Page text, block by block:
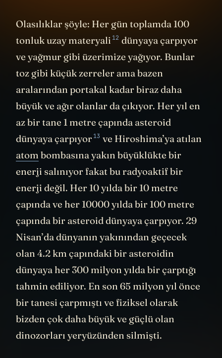
Olasılıklar şöyle: Her gün toplamda 100
tonluk uzay materyali 12 dünyaya çarpıyor
ve yağmur gibi üzerimize yağıyor. Bunlar
toz gibi küçük zerreler ama bazen
aralarından portakal kadar biraz daha
büyük ve ağır olanlar da çıkıyor. Her yıl en
az bir tane 1 metre çapında asteroid
dünyaya çarpıyor13 ve Hiroshima’ya atılan
atom bombasına yakın büyüklükte bir
enerji salınıyor fakat bu radyoaktif bir
enerji değil. Her 10 yılda bir 10 metre
çapında ve her 10000 yılda bir 100 metre
çapında bir asteroid dünyaya çarpıyor. 29
Nisan’da dünyanın yakınından geçecek
olan 4.2 km çapındaki bir asteroidin
dünyaya her 300 milyon yılda bir çarptığı
tahmin ediliyor. En son 65 milyon yıl önce
bir tanesi çarpmıştı ve fiziksel olarak
bizden çok daha büyük ve güçlü olan
dinozorları yeryüzünden silmişti.